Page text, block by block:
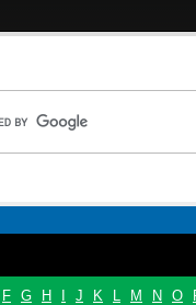
F G H J K L M N O